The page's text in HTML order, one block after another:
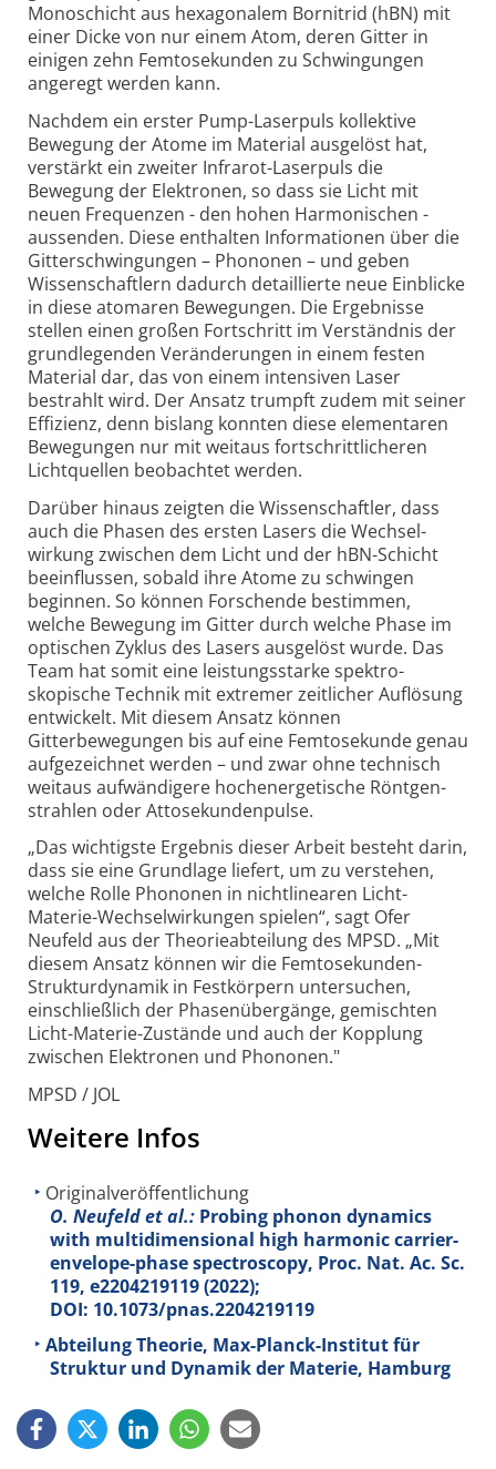
Monoschicht aus hexa­gonalem Bornitrid (hBN) mit
einer Dicke von nur einem Atom, deren Gitter in
einigen zehn Femto­sekunden zu Schwingungen
angeregt werden kann.
Nachdem ein erster Pump-Laserpuls kollektive
Bewegung der Atome im Material ausgelöst hat,
verstärkt ein zweiter Infrarot-Laserpuls die
Bewegung der Elektronen, so dass sie Licht mit
neuen Frequenzen - den hohen Harmonischen -
aussenden. Diese enthalten Informationen über die
Gitter­schwingungen – Phononen – und geben
Wissenschaftlern dadurch detaillierte neue Einblicke
in diese atomaren Bewegungen. Die Ergebnisse
stellen einen großen Fortschritt im Verständnis der
grund­legenden Veränderungen in einem festen
Material dar, das von einem intensiven Laser
bestrahlt wird. Der Ansatz trumpft zudem mit seiner
Effizienz, denn bislang konnten diese elementaren
Bewegungen nur mit weitaus fortschritt­licheren
Lichtquellen beobachtet werden.
Darüber hinaus zeigten die Wissen­schaftler, dass
auch die Phasen des ersten Lasers die Wechsel­
wirkung zwischen dem Licht und der hBN-Schicht
beeinflussen, sobald ihre Atome zu schwingen
beginnen. So können Forschende bestimmen,
welche Bewegung im Gitter durch welche Phase im
optischen Zyklus des Lasers ausgelöst wurde. Das
Team hat somit eine leistungs­starke spektro­
skopische Technik mit extremer zeitlicher Auflösung
entwickelt. Mit diesem Ansatz können
Gitterbewegungen bis auf eine Femto­sekunde genau
aufgezeichnet werden – und zwar ohne technisch
weitaus aufwändigere hochener­getische Röntgen­
strahlen oder Attosekunden­pulse.
„Das wichtigste Ergebnis dieser Arbeit besteht darin,
dass sie eine Grundlage liefert, um zu verstehen,
welche Rolle Phononen in nichtlinearen Licht-
Materie-Wechsel­wirkungen spielen“, sagt Ofer
Neufeld aus der Theorie­abteilung des MPSD. „Mit
diesem Ansatz können wir die Femto­sekunden-
Struktur­dynamik in Festkörpern untersuchen,
einschließlich der Phasen­übergänge, gemischten
Licht-Materie-Zustände und auch der Kopplung
zwischen Elektronen und Phononen."
MPSD / JOL
Weitere Infos
Originalveröffentlichung
O. Neufeld et al.: Probing phonon dynamics
with multidimensional high harmonic carrier-
envelope-phase spectroscopy, Proc. Nat. Ac. Sc.
119, e2204219119 (2022);
DOI: 10.1073/pnas.2204219119
Abteilung Theorie, Max-Planck-Institut für
Struktur und Dynamik der Materie, Hamburg